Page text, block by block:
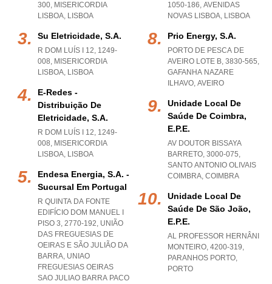
300, MISERICORDIA
LISBOA, LISBOA
Su Eletricidade, S.a.
R DOM LUÍS I 12, 1249-
008, MISERICORDIA
LISBOA, LISBOA
E-Redes -
Distribuição De
Eletricidade, S.a.
R DOM LUÍS I 12, 1249-
008, MISERICORDIA
LISBOA, LISBOA
Endesa Energia, S.a. -
Sucursal Em Portugal
R QUINTA DA FONTE
EDIFÍCIO DOM MANUEL I
PISO 3, 2770-192, UNIÃO
DAS FREGUESIAS DE
OEIRAS E SÃO JULIÃO DA
BARRA, UNIAO
FREGUESIAS OEIRAS
SAO JULIAO BARRA PACO
1050-186, AVENIDAS
NOVAS LISBOA, LISBOA
Prio Energy, S.a.
PORTO DE PESCA DE
AVEIRO LOTE B, 3830-565,
GAFANHA NAZARE
ILHAVO, AVEIRO
Unidade Local De
Saúde De Coimbra,
E.p.e.
AV DOUTOR BISSAYA
BARRETO, 3000-075,
SANTO ANTONIO OLIVAIS
COIMBRA, COIMBRA
Unidade Local De
Saúde De São João,
E.p.e.
AL PROFESSOR HERNÂNI
MONTEIRO, 4200-319,
PARANHOS PORTO,
PORTO